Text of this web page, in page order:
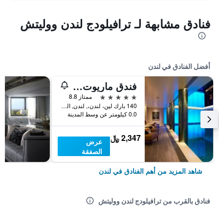
فنادق مشابهة لـ ترافيلودج لندن ووليتش
أفضل الفنادق في لندن
فندق ماريوت لندن بارك لاين
5 نجوم
ممتاز 8.8
140 بارك لين، لندن،, لندن, المملكة المتحدة
0.0 كيلومتر عن وسط المدينة
2,347 ﷼
عرض
الصفقة
شاهد المزيد من أهم الفنادق في لندن
فنادق بالقرب من ترافيلودج لندن ووليتش